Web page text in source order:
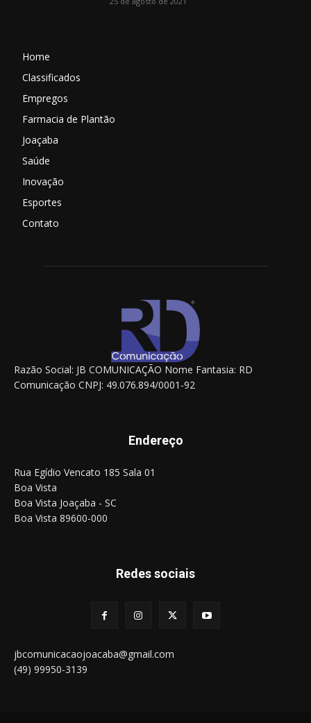
Home
Classificados
Empregos
Farmacia de Plantão
Joaçaba
Saúde
Inovação
Esportes
Contato
Razão Social: JB COMUNICAÇÃO Nome Fantasia: RD
Comunicação CNPJ: 49.076.894/0001-92
Endereço
Rua Egídio Vencato 185 Sala 01
Boa Vista
Boa Vista Joaçaba - SC
Boa Vista 89600-000
Redes sociais
jbcomunicacaojoacaba@gmail.com
(49) 99950-3139